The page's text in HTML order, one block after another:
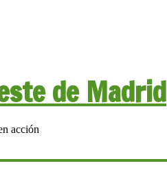
de Madrid
acción